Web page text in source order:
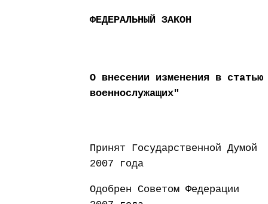
ФЕДЕРАЛЬНЫЙ ЗАКОН
О внесении изменения в
военнослужащих"
Принят
2007 года
Одобрен